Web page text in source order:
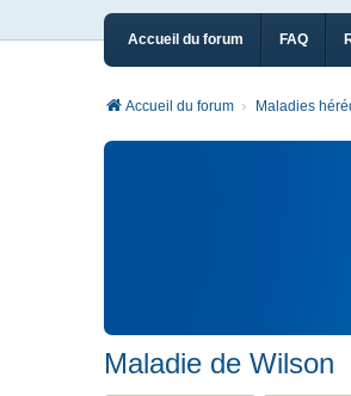
Accueil du forum FAQ
Accueil du forum Maladies
Maladie de Wilson